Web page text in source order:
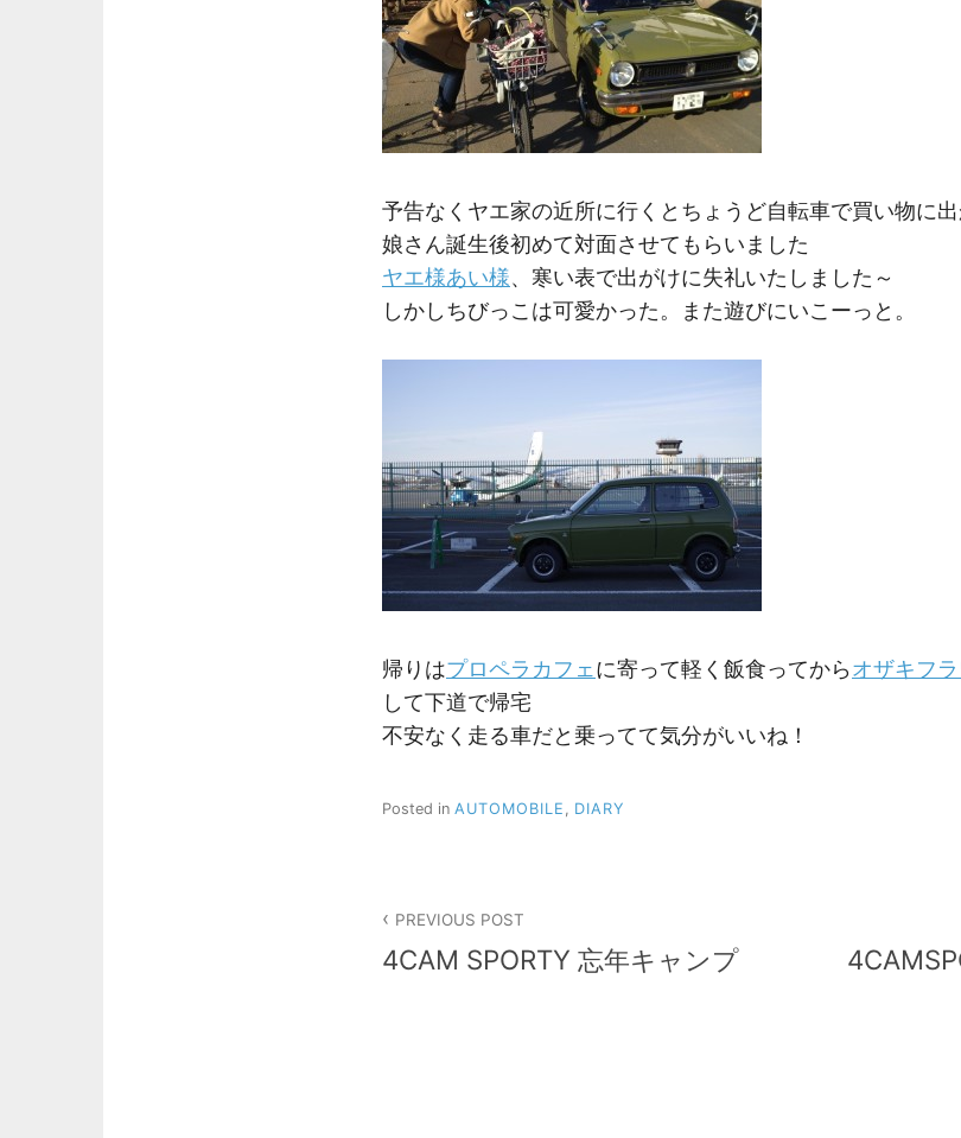
予告なくヤエ家の近所に行くとちょうど自転車で買い物に
娘さん誕生後初めて対面させてもらいました
ヤエ様あい様、寒い表で出がけに失礼いたしました～
しかしちびっこは可愛かった。また遊びにいこーっと。
帰りはプロペラカフェに寄って軽く飯食ってからオザキフ
して下道で帰宅
不安なく走る車だと乗ってて気分がいいね！
Posted in AUTOMOBILE , DIARY
稿
PREVIOUS POST
4CAM SPORTY 忘年キャンプ